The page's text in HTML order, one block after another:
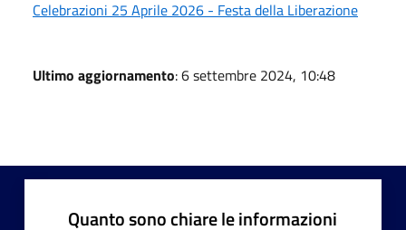
Celebrazioni 25 Aprile 2026 - Festa della Liberazione
Ultimo aggiornamento: 6 settembre 2024, 10:48
Quanto sono chiare le informazioni